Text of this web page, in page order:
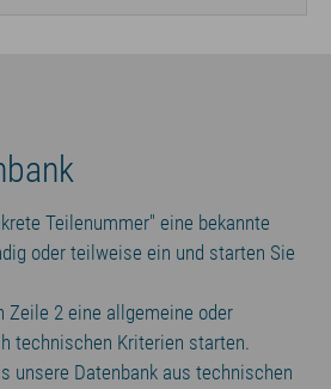
Teilenummer" eine bekannte
oder teilweise ein und starten Sie
Zeile 2 eine allgemeine oder
technischen Kriterien starten.
unsere Datenbank aus technischen